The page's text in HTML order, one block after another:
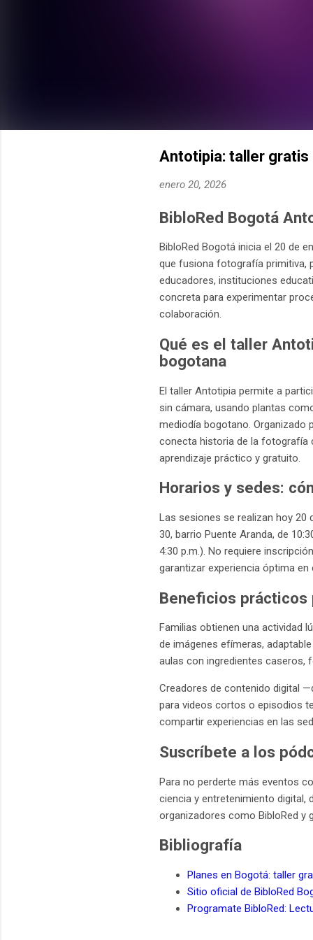
Antotipia: taller
enero 20, 2026
BibloRed Bogotá
BibloRed Bogotá inicia el 20 de
que fusiona fotografía primitiva,
educadores, instituciones
concreta para experimentar
colaboración.
Qué es el taller
bogotana
El taller Antotipia permite a
sin cámara, usando plantas
mediodía bogotano. Organizado
conecta historia de la fotografía
aprendizaje práctico y gratuito.
Horarios y sedes:
Las sesiones se realizan hoy 20
30, barrio Puente Aranda, de
4:30 p.m.). No requiere
garantizar experiencia óptima
Beneficios prácticos
Familias obtienen una actividad
de imágenes efímeras,
aulas con ingredientes caseros,
Creadores de contenido digital
para videos cortos o episodios
compartir experiencias en las
Suscríbete a los
Para no perderte más eventos
ciencia y entretenimiento digital,
organizadores como BibloRed y
Bibliografía
Planes en Bogotá: taller
Sitio oficial de BibloRed
Programate BibloRed: